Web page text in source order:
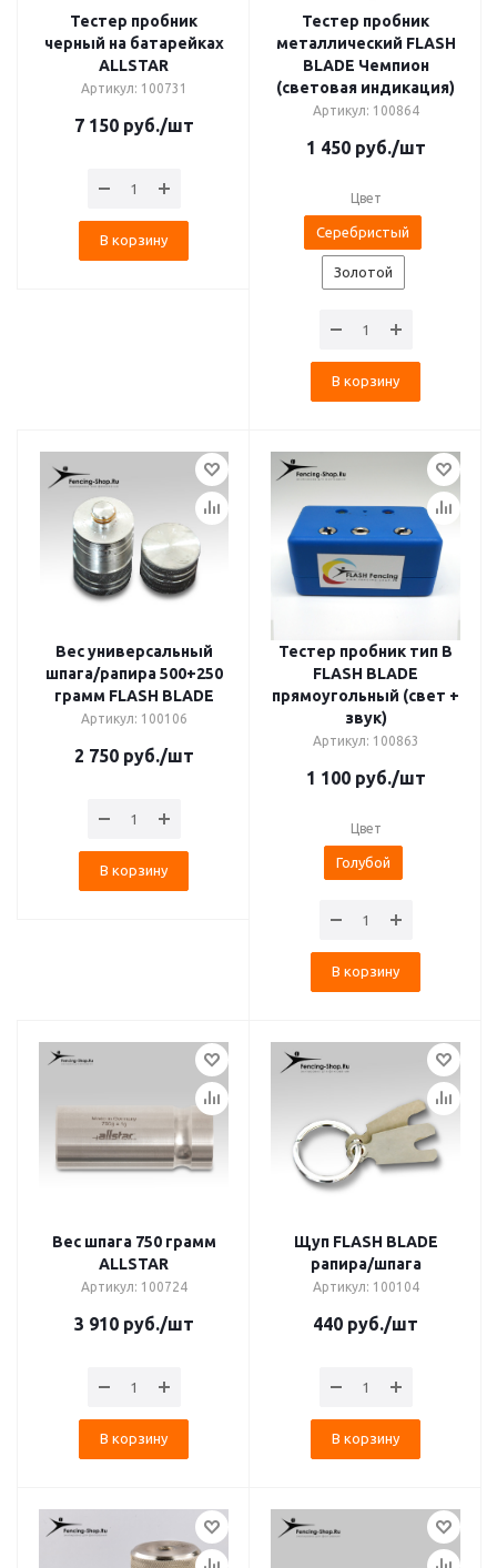
Тестер пробник
черный на батарейках
ALLSTAR
Артикул: 100731
7 150руб./шт
В корзину
Тестер пробник
металлический FLASH
BLADE Чемпион
(световая индикация)
Артикул: 100864
1 450руб./шт
Цвет
Серебристый
Золотой
В корзину
Вес универсальный
шпага/рапира 500+250
грамм FLASH BLADE
Артикул: 100106
2 750руб./шт
В корзину
Тестер пробник тип B
FLASH BLADE
прямоугольный (свет +
звук)
Артикул: 100863
1 100руб./шт
Цвет
Голубой
В корзину
Вес шпага 750 грамм
ALLSTAR
Артикул: 100724
3 910руб./шт
В корзину
Щуп FLASH BLADE
рапира/шпага
Артикул: 100104
440 руб./шт
В корзину